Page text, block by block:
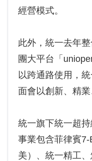
經營模式。
此外，統一去年
團大平台「
以跨通路使用，
面會以創新、精業
統一旗下統一超
事業包含菲律賓
美）、統一精工